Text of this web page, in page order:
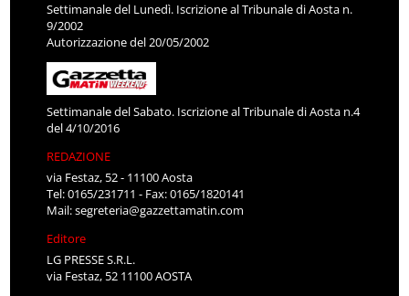
Settimanale del Lunedì. Iscrizione al Tribunale di Aosta n.
9/2002
Autorizzazione del 20/05/2002
Settimanale del Sabato. Iscrizione al Tribunale di Aosta n.4
del 4/10/2016
REDAZIONE
via Festaz, 52 - 11100 Aosta
Tel: 0165/231711 - Fax: 0165/1820141
Mail:segreteria@gazzettamatin.com
Editore
LG PRESSE S.R.L.
via Festaz, 52 11100 AOSTA